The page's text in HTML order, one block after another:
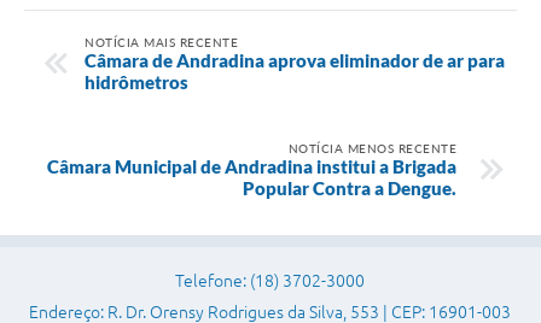
Audiências Públicas
Arquivos para Download
NOTÍCIA MAIS RECENTE
Câmara de Andradina aprova eliminador de ar para
hidrômetros
NOTÍCIA MENOS RECENTE
Câmara Municipal de Andradina institui a Brigada
Popular Contra a Dengue.
Telefone: (18) 3702-3000
Endereço: R. Dr. Orensy Rodrigues da Silva, 553 | CEP: 16901-003